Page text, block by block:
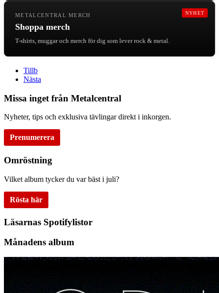
NYHET
METALCENTRAL MERCH
Shoppa merch
T-shirts, muggar och merch för dig som lever rock & metal.
Tillb
Nästa
Missa inget från Metalcentral
Nyheter, tips och exklusiva tävlingar direkt i inkorgen.
Prenumerera
Omröstning
Vilket album tycker du var bäst i juli?
Rösta här
Läsarnas Spotifylistor
Månadens album